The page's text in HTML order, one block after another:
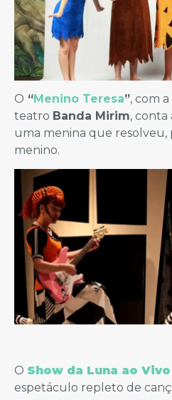
O “Menino Teresa”, com
teatro Banda Mirim, conta
uma menina que resolveu,
menino.
O Show da Luna ao Vivo
espetáculo repleto de